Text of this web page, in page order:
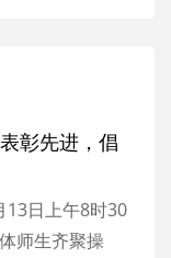
彰先进，倡
13日上午8时30
师生齐聚操